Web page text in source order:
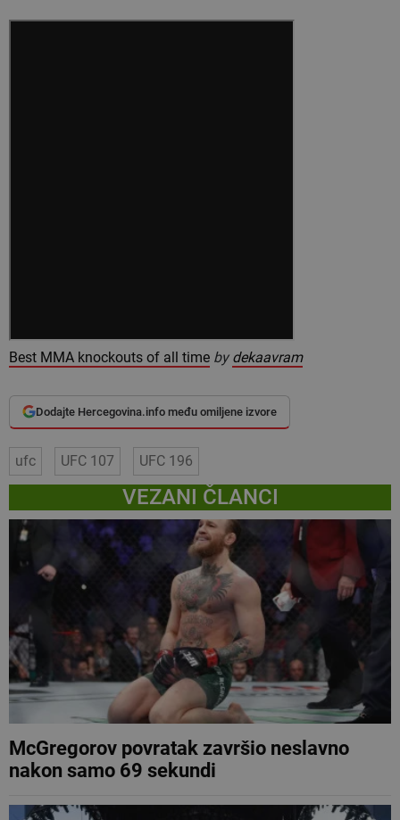
Best MMA knockouts of all time by dekaavram
Dodajte Hercegovina.info među omiljene izvore
ufc UFC 107 UFC 196
VEZANI ČLANCI
McGregorov povratak završio neslavno
nakon samo 69 sekundi